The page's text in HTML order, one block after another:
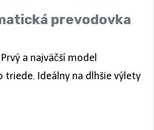
prevodovka
a najväčší model
triede. Ideálny na dlhšie výlety